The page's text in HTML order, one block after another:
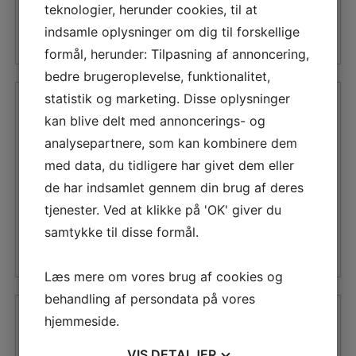
skærm
Indendørs LED skærm og in store TV Har du tænkt på
at investere i en indendørs LED skærm eller et…
Hulmursisolering Odense
rasmus
19. juli 2016
Kommentarer lukkettil
Hulmursisolering
Odense
Få et tilbud på hulmursisolering Odense Dette firma
tilbyder hulmursisolering Odense til gode
konkurrencedygtige priser. De leverer altid deres
arbejde…
Stort udvalg af legetøj
teknologier, herunder cookies, til at
indsamle oplysninger om dig til forskellige
formål, herunder: Tilpasning af annoncering,
bedre brugeroplevelse, funktionalitet,
statistik og marketing. Disse oplysninger
kan blive delt med annoncerings- og
analysepartnere, som kan kombinere dem
med data, du tidligere har givet dem eller
de har indsamlet gennem din brug af deres
tjenester. Ved at klikke på 'OK' giver du
samtykke til disse formål.
Læs mere om vores brug af cookies og
behandling af persondata på vores
hjemmeside.